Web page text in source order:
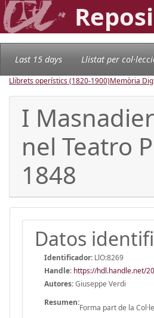
Last 15 days Llistat per
Llibrets operístics (1820-1900)Memòria
I
nel Teatro
1848
Datos
Identificador: LlO:8269
Handle: https://hdl.handle.net/
Autores:Giuseppe Verdi
Resumen:
Forma part de la